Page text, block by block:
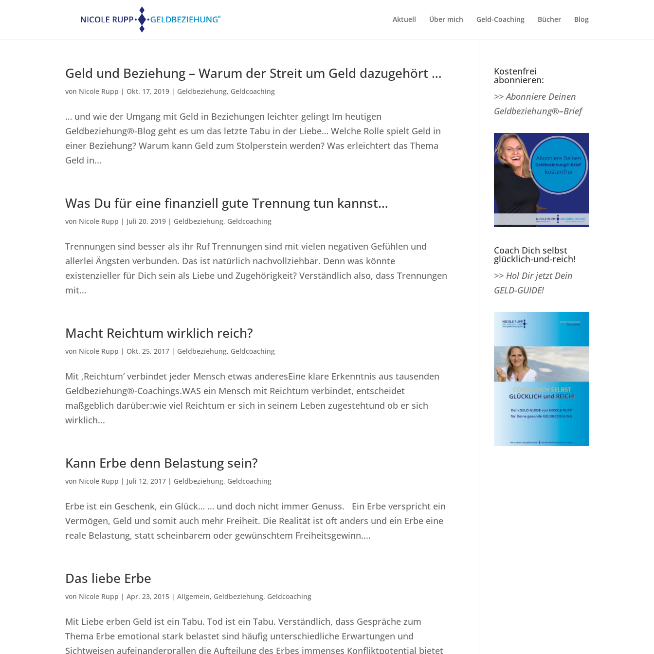
Aktuell Über mich Geld-Coaching Bücher Blog
Geld und Beziehung – Warum der Streit um Geld dazugehört …
von Nicole Rupp | Okt. 17, 2019 | Geldbeziehung, Geldcoaching
… und wie der Umgang mit Geld in Beziehungen leichter gelingt Im heutigen
Geldbeziehung®-Blog geht es um das letzte Tabu in der Liebe… Welche Rolle spielt Geld in
einer Beziehung? Warum kann Geld zum Stolperstein werden? Was erleichtert das Thema
Geld in...
Was Du für eine finanziell gute Trennung tun kannst…
von Nicole Rupp | Juli 20, 2019 | Geldbeziehung, Geldcoaching
Trennungen sind besser als ihr Ruf Trennungen sind mit vielen negativen Gefühlen und
allerlei Ängsten verbunden. Das ist natürlich nachvollziehbar. Denn was könnte
existenzieller für Dich sein als Liebe und Zugehörigkeit? Verständlich also, dass Trennungen
mit...
Macht Reichtum wirklich reich?
von Nicole Rupp | Okt. 25, 2017 | Geldbeziehung, Geldcoaching
Mit ‚Reichtum‘ verbindet jeder Mensch etwas anderesEine klare Erkenntnis aus tausenden
Geldbeziehung®-Coachings.WAS ein Mensch mit Reichtum verbindet, entscheidet
maßgeblich darüber:wie viel Reichtum er sich in seinem Leben zugestehtund ob er sich
wirklich...
Kann Erbe denn Belastung sein?
von Nicole Rupp | Juli 12, 2017 | Geldbeziehung, Geldcoaching
Erbe ist ein Geschenk, ein Glück… … und doch nicht immer Genuss. Ein Erbe verspricht ein
Vermögen, Geld und somit auch mehr Freiheit. Die Realität ist oft anders und ein Erbe eine
reale Belastung, statt scheinbarem oder gewünschtem Freiheitsgewinn....
Das liebe Erbe
von Nicole Rupp |Apr. 23, 2015 |Allgemein, Geldbeziehung, Geldcoaching
Mit Liebe erben Geld ist ein Tabu. Tod ist ein Tabu. Verständlich, dass Gespräche zum
Thema Erbe emotional stark belastet sind häufig unterschiedliche Erwartungen und
Sichtweisen aufeinanderprallen die Aufteilung des Erbes immenses Konfliktpotential bietet
Kostenfrei
abonnieren:
>> Abonniere Deinen
Geldbeziehung®–Brief
Coach Dich selbst
glücklich-und-reich!
>> Hol Dir jetzt Dein
GELD-GUIDE!